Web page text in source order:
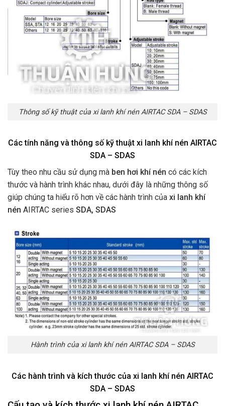
Thông số kỹ thuật của xi lanh khí nén AIRTAC SDA – SDAS
Các tính năng và thông số kỹ thuật xi lanh khí nén AIRTAC
SDA – SDAS
Tùy theo nhu cầu sử dụng mà ben hơi khí nén có các kích
thước và hành trình khác nhau, dưới đây là những thông số
giúp chúng ta hiểu rõ hơn về các hành trình của xi lanh khí
nén AIRTAC series SDA, SDAS
Hành trình của xi lanh khí nén AIRTAC SDA – SDAS
Các hành trình và kích thước của xi lanh khí nén AIRTAC
SDA – SDAS